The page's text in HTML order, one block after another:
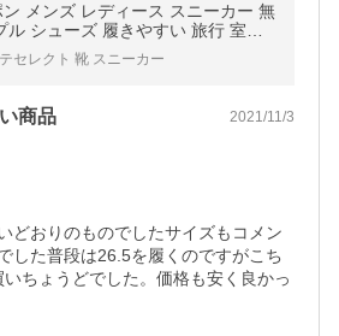
ン メンズ レディース スニーカー 無
シューズ 履きやすい 旅行 室内
／ ホワイト ブラック ネイビー Ka
買セレクト 靴 スニーカー
商品 2021/11/3
どおりのものでしたサイズもコメン
した普段は26.5を履くのですがこち
ちょうどでした。価格も安く良かっ